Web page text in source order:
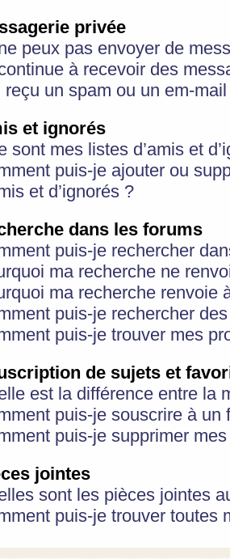
privée
peux pas envoyer de
à recevoir des
reçu un spam ou un em-
et ignorés
sont mes listes d’amis et
puis-je ajouter ou
et d’ignorés ?
dans les forums
puis-je rechercher
ma recherche ne
ma recherche renvoie
puis-je rechercher
puis-je trouver mes
de sujets et
est la différence entre la
puis-je souscrire à
puis-je supprimer
jointes
sont les pièces jointes
puis-je trouver toutes